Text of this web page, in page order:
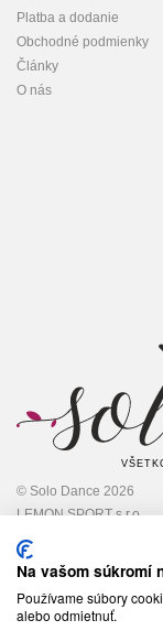
Platba a dodanie
Obchodné podmienky
Články
O nás
© Solo Dance 2026
LEMON SPORT s.r.o
IČO: 45 348 545,
DIČ: 2022948301
Na vašom súkromí
Používame súbory
alebo odmietnuť.